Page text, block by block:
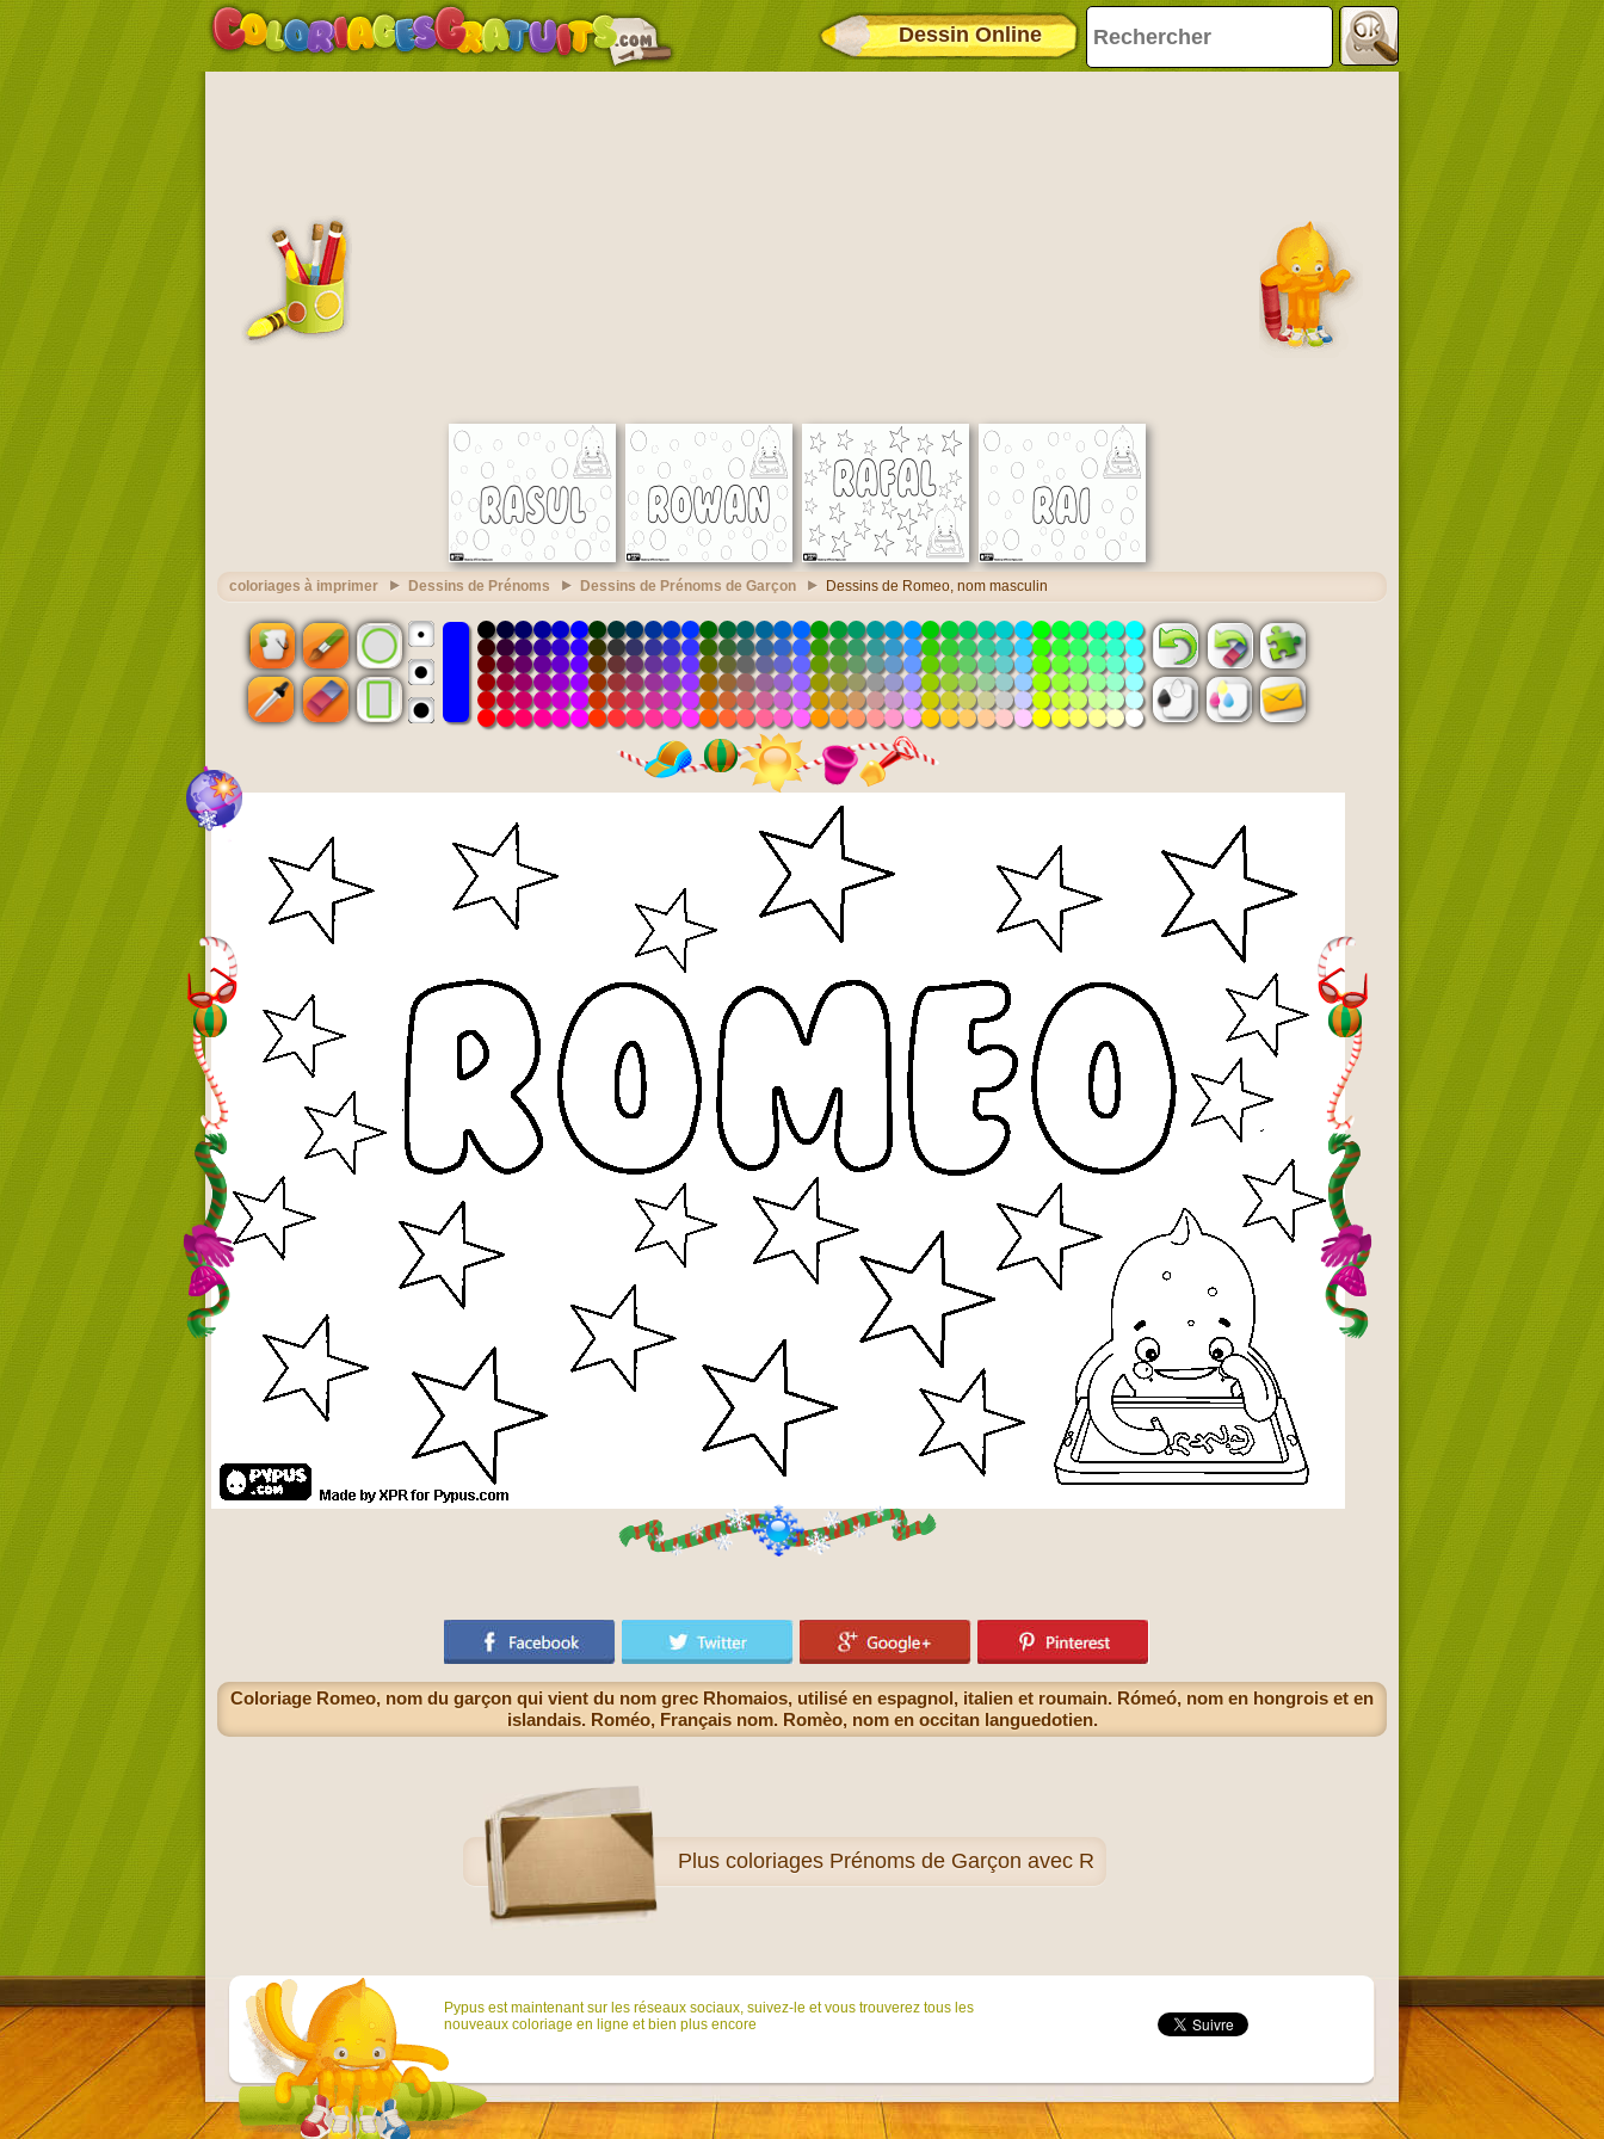
Dessin Online
coloriages à imprimer Dessins de Prénoms Dessins de Prénoms de Garçon Dessins de Romeo, nom masculin
Coloriage Romeo, nom du garçon qui vient du nom grec Rhomaios, utilisé en espagnol, italien et roumain. Rómeó, nom en hongrois et en
islandais. Roméo, Français nom. Romèo, nom en occitan languedotien.
Plus coloriages Prénoms de Garçon avec R
Pypus est maintenant sur ​​les réseaux sociaux, suivez-le et vous trouverez tous les
nouveaux coloriage en ligne et bien plus encore